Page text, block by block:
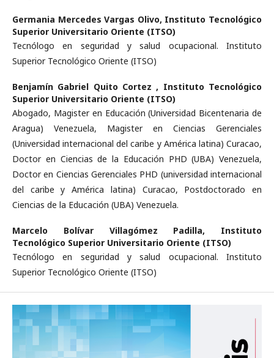
Germania Mercedes Vargas Olivo, Instituto Tecnológico
Superior Universitario Oriente (ITSO)
Tecnólogo en seguridad y salud ocupacional. Instituto
Superior Tecnológico Oriente (ITSO)
Benjamín Gabriel Quito Cortez , Instituto Tecnológico
Superior Universitario Oriente (ITSO)
Abogado, Magister en Educación (Universidad Bicentenaria de
Aragua) Venezuela, Magister en Ciencias Gerenciales
(Universidad internacional del caribe y América latina) Curacao,
Doctor en Ciencias de la Educación PHD (UBA) Venezuela,
Doctor en Ciencias Gerenciales PHD (universidad internacional
del caribe y América latina) Curacao, Postdoctorado en
Ciencias de la Educación (UBA) Venezuela.
Marcelo Bolívar Villagómez Padilla, Instituto
Tecnológico Superior Universitario Oriente (ITSO)
Tecnólogo en seguridad y salud ocupacional. Instituto
Superior Tecnológico Oriente (ITSO)